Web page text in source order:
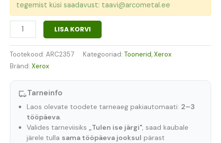
tegemist küsi saadavust: taavi@arcometal.ee
LISA KORVI
Tootekood: ARC2357 Kategooriad: Toonerid,Xerox
Bränd: Xerox
Tarneinfo
Laos olevate toodete tarneaeg pakiautomaati: 2–3
tööpäeva.
Valides tarneviisiks „Tulen ise järgi", saad kaubale
järele tulla sama tööpäeva jooksul pärast